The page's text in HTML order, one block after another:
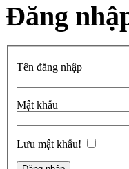
Đăng
Tên đăng nhập
Mật khẩu
Lưu mật khẩu!